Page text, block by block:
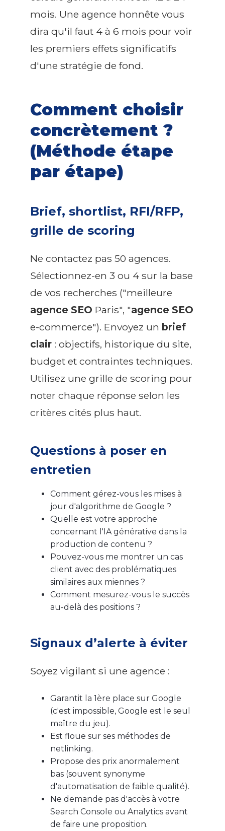
mois. Une agence honnête vous
dira qu'il faut 4 à 6 mois pour voir
les premiers effets significatifs
d'une stratégie de fond.
Comment choisir
concrètement ?
(Méthode étape
par étape)
Brief, shortlist, RFI/RFP,
grille de scoring
Ne contactez pas 50 agences.
Sélectionnez-en 3 ou 4 sur la base
de vos recherches ("meilleure
agence SEO Paris", "agence SEO
e-commerce"). Envoyez un brief
clair : objectifs, historique du site,
budget et contraintes techniques.
Utilisez une grille de scoring pour
noter chaque réponse selon les
critères cités plus haut.
Questions à poser en
entretien
Comment gérez-vous les mises à
jour d'algorithme de Google ?
Quelle est votre approche
concernant l'IA générative dans la
production de contenu ?
Pouvez-vous me montrer un cas
client avec des problématiques
similaires aux miennes ?
Comment mesurez-vous le succès
au-delà des positions ?
Signaux d’alerte à éviter
Soyez vigilant si une agence :
Garantit la 1ère place sur Google
(c'est impossible, Google est le seul
maître du jeu).
Est floue sur ses méthodes de
netlinking.
Propose des prix anormalement
bas (souvent synonyme
d'automatisation de faible qualité).
Ne demande pas d'accès à votre
Search Console ou Analytics avant
de faire une proposition.